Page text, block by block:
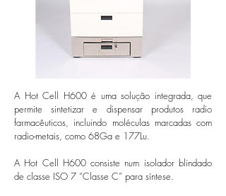
A Hot Cell H600 é uma solução integrada, que
permite sintetizar e dispensar produtos radio
farmacêuticos, incluindo moléculas marcadas com
radio-metais, como 68Ga e 177Lu.
A Hot Cell H600 consiste num isolador blindado
de classe ISO 7 “Classe C” para síntese.